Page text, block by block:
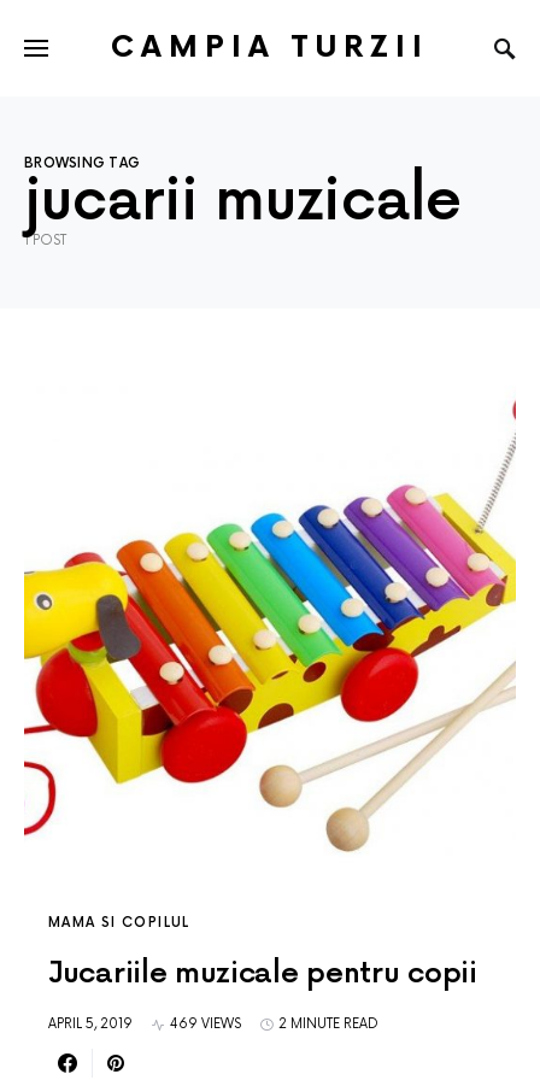
CAMPIA TURZII
BROWSING TAG
jucarii muzicale
1 POST
MAMA SI COPILUL
Jucariile muzicale pentru copii
APRIL 5, 2019 469 VIEWS 2 MINUTE READ